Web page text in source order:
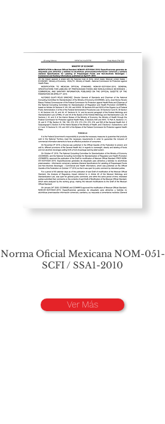
Norma Oficial Mexicana NOM-051-
SCFI / SSA1-2010
Ver Más